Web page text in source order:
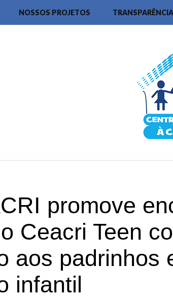
NOSSOS PROJETOS TRANSPARÊNCIA
promove
Ceacri Teen
aos padrinhos
infantil